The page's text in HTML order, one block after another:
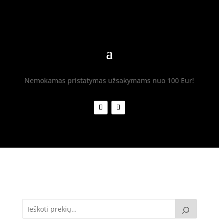
Nemokamas pristatymas užsakymams nuo 100 Eur!